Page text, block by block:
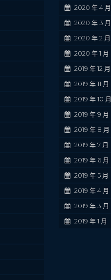
2020 年 4 月
2020 年 3 月
2020 年 2 月
2020 年 1 月
2019 年 12 月
2019 年 11 月
2019 年 10 月
2019 年 9 月
2019 年 8 月
2019 年 7 月
2019 年 6 月
2019 年 5 月
2019 年 4 月
2019 年 3 月
2019 年 1 月